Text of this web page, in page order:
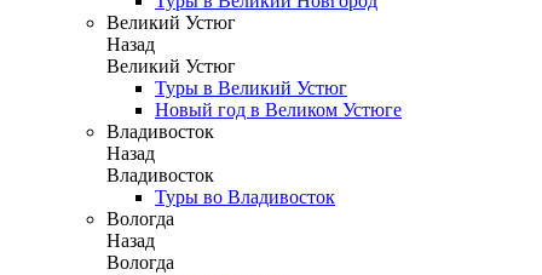
Великий Устюг
Назад
Великий Устюг
Туры в Великий Устюг
Новый год в Великом Устюге
Владивосток
Назад
Владивосток
Туры во Владивосток
Вологда
Назад
Вологда